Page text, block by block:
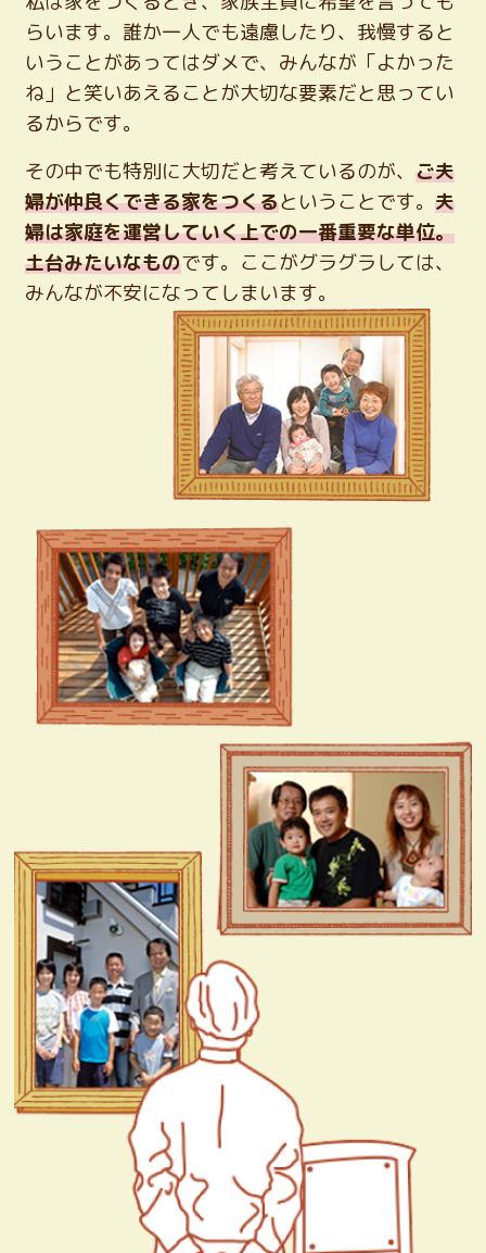
らいます。誰か一人でも遠慮したり、我慢すると
いうことがあってはダメで、みんなが「よかった
ね」と笑いあえることが大切な要素だと思ってい
るからです。
その中でも特別に大切だと考えているのが、ご夫
婦が仲良くできる家をつくるということです。夫
婦は家庭を運営していく上での一番重要な単位。
土台みたいなものです。ここがグラグラしては、
みんなが不安になってしまいます。